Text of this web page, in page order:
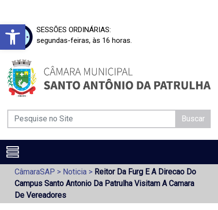
Barra de Ferramentas Aberta
SESSÕES ORDINÁRIAS:
segundas-feiras, às 16 horas.
Buscar
CâmaraSAP > Noticia > Reitor Da Furg E A Direcao Do
Campus Santo Antonio Da Patrulha Visitam A Camara
De Vereadores